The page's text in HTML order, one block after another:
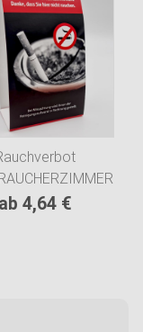
Schild - Motiv:
ab 4,64 €